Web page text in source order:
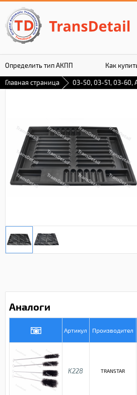
Определить тип АКПП Как
Гарантия
Главная страница 03-50, 03-51, 03-60,
Аналоги
Артикул Производител
K228 TRANSTAR